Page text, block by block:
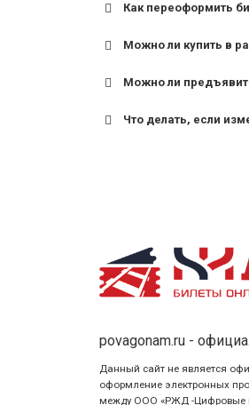
Как переоформить
Можно ли купить в
Можно ли
Что делать, если
povagonam.ru -
Данный сайт не является
оформление электронных
между ООО «РЖД -Цифровые